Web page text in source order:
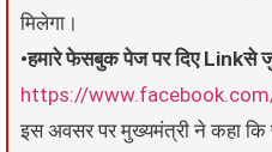
मिलेगा।
•हमारे फेसबुक पेज पर दिए Linkसे
https://
इस अवसर पर मुख्यमंत्री ने कहा कि